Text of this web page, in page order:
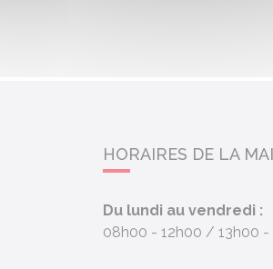
HORAIRES DE LA
Du lundi au vendredi :
08h00 - 12h00
13h00 -